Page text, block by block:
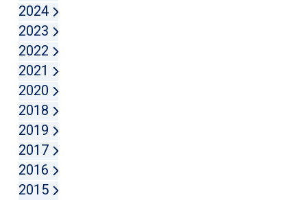
2024
2023
2022
2021
2020
2018
2019
2017
2016
2015